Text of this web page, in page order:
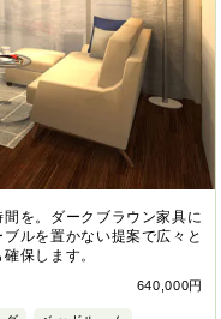
を。ダークブラウン家具に
ルを置かない提案で広々と
保します。
640,000円